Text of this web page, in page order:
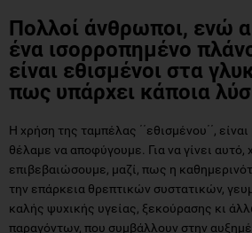
Πολλοί άνθρωποι, ενώ
ένα ισορροπημένο
είναι εθισμένοι στα
πως υπάρχει κάποια
Η χρήση της ταμπέλας ΄΄εθισμένου΄΄,
θέλαμε να αποφύγουμε. Για να γίνει αυτό,
επιβεβαιώσουμε, μαζί, πως η
την επάρκεια θρεπτικών συστατικών,
καλής ψυχικής υγείας, ξεκούρασης κι
παραγόντων, που συμβάλλουν στην